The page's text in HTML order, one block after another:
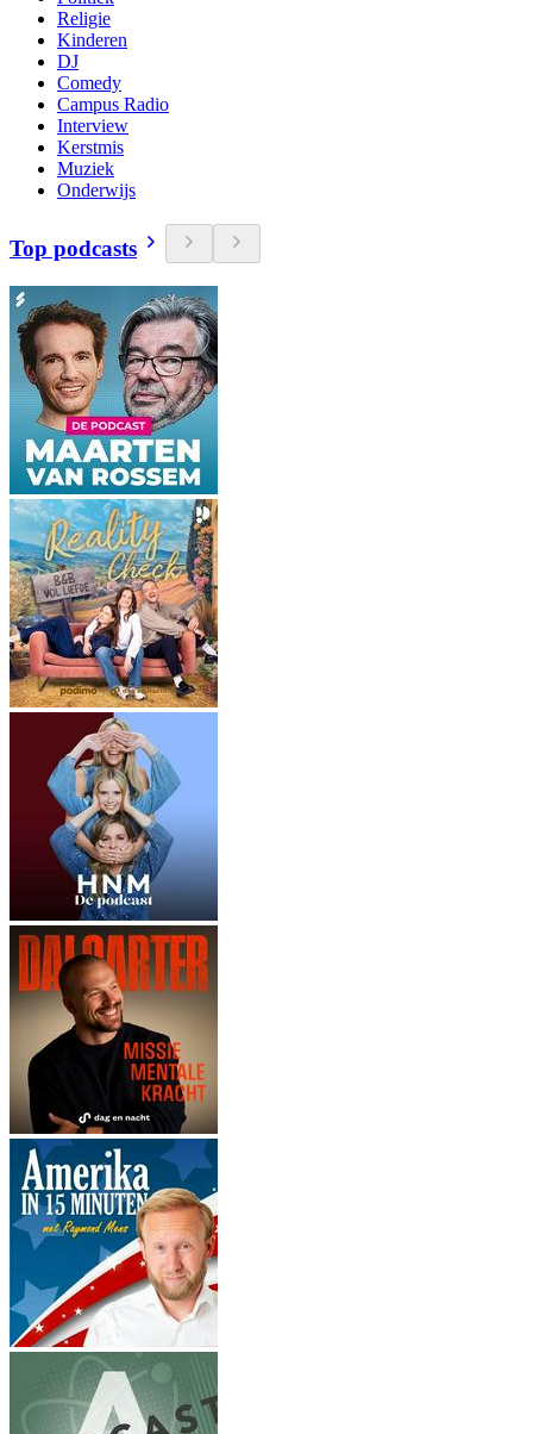
Religie
Kinderen
DJ
Comedy
Campus Radio
Interview
Kerstmis
Muziek
Onderwijs
Top podcasts